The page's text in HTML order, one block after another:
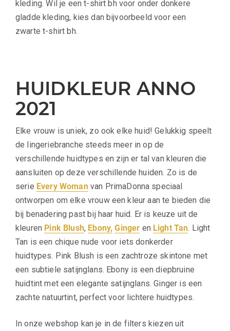
kleding. Wil je eent-shirt bh voor onder donkere
gladde kleding, kies dan bijvoorbeeld voor een
zwartet-shirt bh.
HUIDKLEUR ANNO
2021
Elke vrouw is uniek, zo ook elke huid! Gelukkig speelt
de lingeriebranche steeds meer in op de
verschillende huidtypes en zijn er tal van kleuren die
aansluiten op deze verschillende huiden. Zo is de
serie Every Woman van PrimaDonna speciaal
ontworpen om elke vrouw een kleur aan te bieden die
bij benadering past bij haar huid. Er is keuze uit de
kleuren Pink Blush, Ebony, Ginger en Light Tan. Light
Tan is een chique nude voor iets donkerder
huidtypes. Pink Blush is een zachtroze skintone met
een subtiele satijnglans. Ebony is een diepbruine
huidtint met een elegante satijnglans. Ginger is een
zachte natuurtint, perfect voor lichtere huidtypes.
In onze webshop kan je in de filters kiezen uit